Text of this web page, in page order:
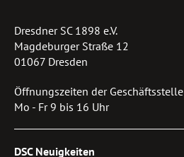
Dresdner SC 1898 e.V.
Magdeburger Straße 12
01067 Dresden
Öffnungszeiten der Geschäftsstelle
Mo - Fr 9 bis 16 Uhr
DSC Neuigkeiten